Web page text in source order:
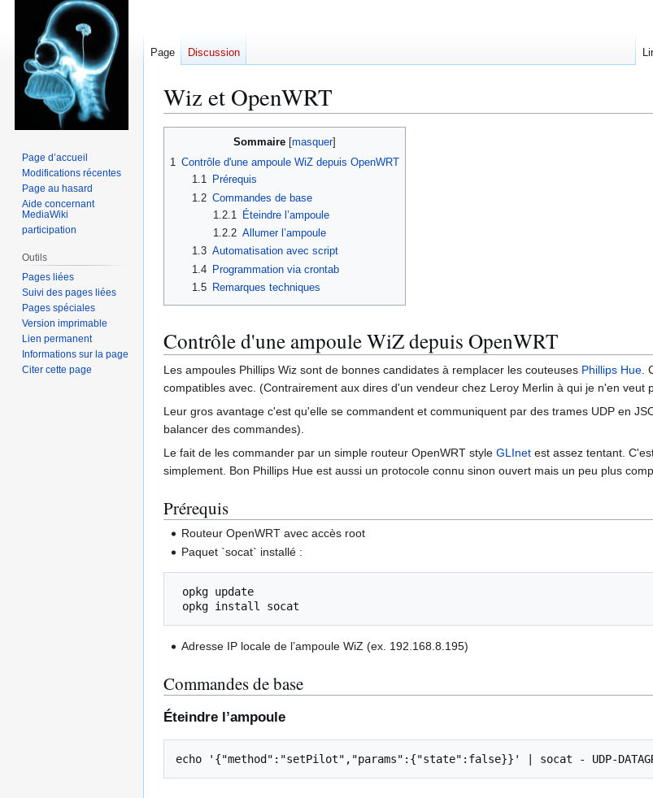
Wiz et OpenWRT
Sommaire
1 Contrôle d'une ampoule WiZ depuis OpenWRT
1.1
Prérequis
1.2 Commandes de base
1.2.1
Éteindre l’ampoule
1.2.2 Allumer l’ampoule
1.3 Automatisation avec script
1.4
Programmation via crontab
1.5
Remarques techniques
Contrôle d'une ampoule WiZ depuis OpenWRT
Les ampoules Phillips Wiz sont de bonnes candidates à remplacer les couteuses Phillips Hue
compatibles avec. (Contrairement aux dires d'un vendeur chez Leroy Merlin à qui je n'en veut
Leur gros avantage c'est qu'elle se commandent et communiquent par des trames UDP en
balancer des commandes).
Le fait de les commander par un simple routeur OpenWRT style GLInet est assez tentant.
simplement. Bon Phillips Hue est aussi un protocole connu sinon ouvert mais un peu plus
Prérequis
Routeur OpenWRT avec accès root
Paquet `socat` installé :
Adresse IP locale de l’ampoule WiZ (ex. 192.168.8.195)
Commandes de base
Éteindre l’ampoule
Page Discussion
Page d’accueil
Modifications récentes
Page au hasard
Aide concernant
MediaWiki
participation
Outils
Pages liées
Suivi des pages liées
Pages spéciales
Version imprimable
Lien permanent
Informations sur la page
Citer cette page